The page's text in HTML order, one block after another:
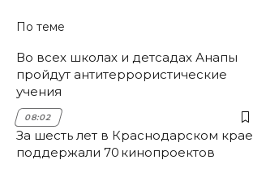
По теме
Во всех школах и детсадах Анапы
пройдут антитеррористические
учения
08:02
За шесть лет в Краснодарском крае
поддержали 70 кинопроектов